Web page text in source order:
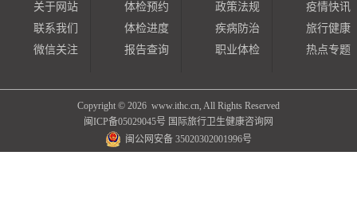
关于网站
联系我们
微信关注
体检预约
体检进度
报告查询
政策法规
疾病防治
职业体检
疫情快讯
旅行健康
热点专题
Copyright © 2026 www.ithc.cn, All Rights Reserved
闽ICP备05029045号 国际旅行卫生健康咨询网
闽公网安备 35020302001996号